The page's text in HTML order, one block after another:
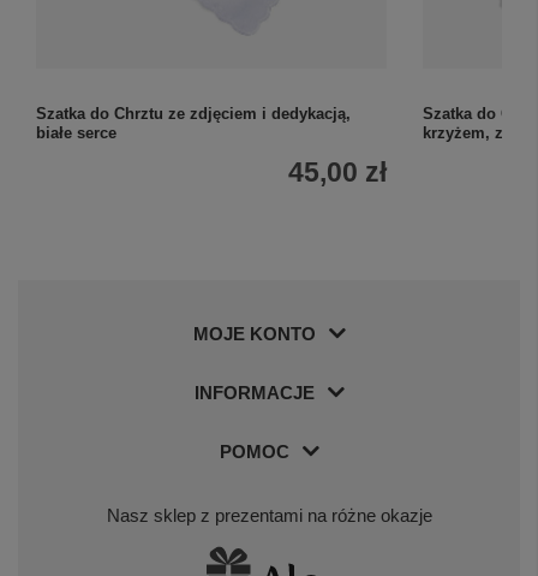
Szatka do Chrztu ze zdjęciem i dedykacją,
białe serce
45,00 zł
Szatka do
krzyżem, ze
MOJE KONTO
INFORMACJE
POMOC
Nasz sklep z prezentami na różne okazje